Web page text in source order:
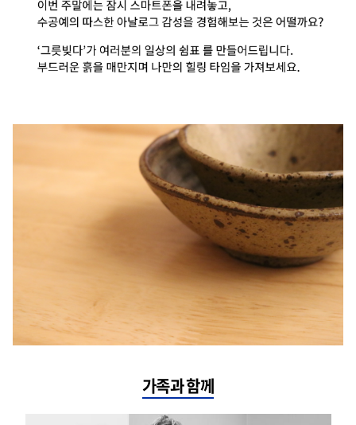
가족과 함께